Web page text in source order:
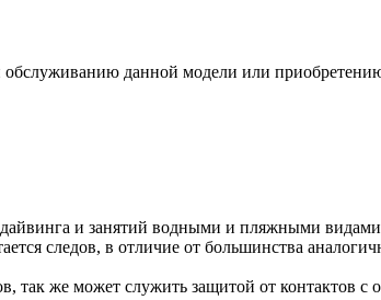
данной модели или
и занятий водными и пляжными
следов, в отличие от большинства
же может служить защитой от контактов с